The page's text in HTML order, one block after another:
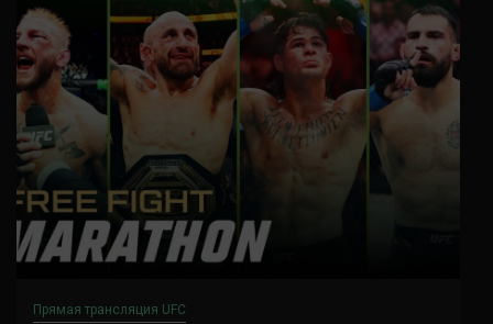
Прямая трансляция UFC